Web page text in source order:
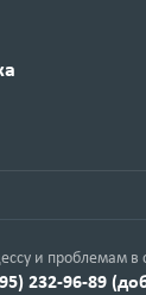
и проблемам в
232-96-89